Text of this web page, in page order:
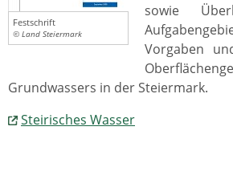
Festschrift
© Land Steiermark
sowie
Vorgaben
Grundwassers in der Steiermark.
Steirisches Wasser